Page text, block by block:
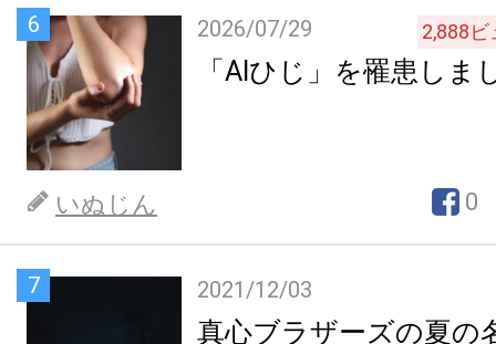
6 2026/07/29 2,888ビ
「AIひじ」を罹患しま
いぬじん 0
7 2021/12/03
真心ブラザーズの夏の